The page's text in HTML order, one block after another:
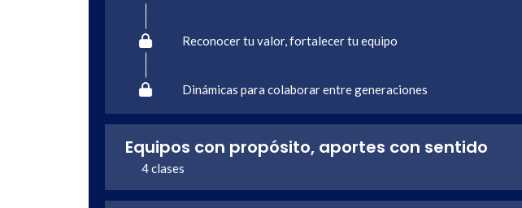
Reconocer tu valor, fortalecer tu equipo
Dinámicas para colaborar entre generaciones
Equipos con propósito, aportes con sentido
4 clases